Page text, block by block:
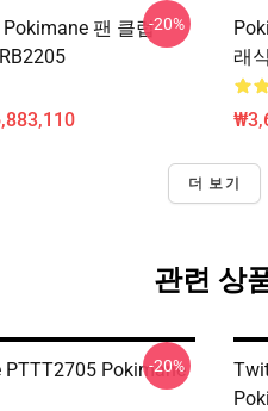
팬 클럽-20%
래
더 보기
관련 상
PTTT2705 Pokimane
-20%